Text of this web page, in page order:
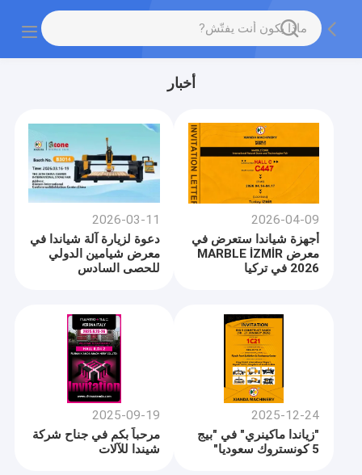
أخبار
2026-04-09
أجهزة شياندا ستعرض في
معرض MARBLE İZMİR
2026 في تركيا
2026-03-11
دعوة لزيارة آلة شياندا في
معرض شيامين الدولي
للحصى السادس
2025-12-24
"زياندا ماكينري" في "بيج
5 كونستروك سعوديا"
2025-09-19
مرحباً بكم في جناح شركة
شيندا للآلات